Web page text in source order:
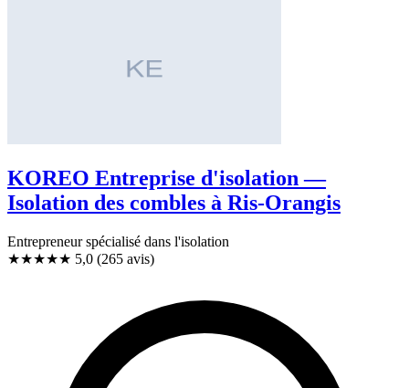
KOREO Entreprise d'isolation —
Isolation des combles à Ris-Orangis
Entrepreneur spécialisé dans l'isolation
★★★★★ 5,0 (265 avis)